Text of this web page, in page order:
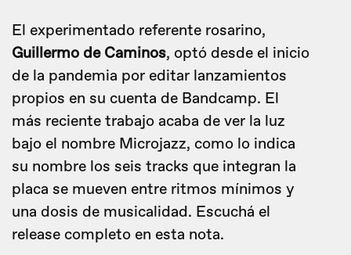
El experimentado referente rosarino,
Guillermo de Caminos, optó desde el inicio
de la pandemia por editar lanzamientos
propios en su cuenta de Bandcamp. El
más reciente trabajo acaba de ver la luz
bajo el nombre Microjazz, como lo indica
su nombre los seis tracks que integran la
placa se mueven entre ritmos mínimos y
una dosis de musicalidad. Escuchá el
release completo en esta nota.